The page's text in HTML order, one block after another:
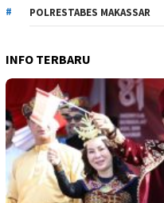
POLRESTABES MAKASSAR
INFO TERBARU